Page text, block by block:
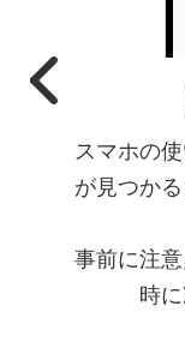
スマホの
が見つか
事前に注
時